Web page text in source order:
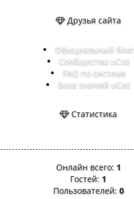
Друзья сайта
Официальный блог
Сообщество uCoz
FAQ по системе
База знаний uCoz
Статистика
Онлайн всего: 1
Гостей: 1
Пользователей:0